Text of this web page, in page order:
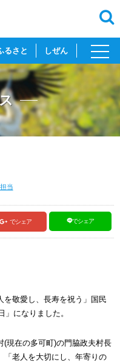
るさと しぜん
toggle
当
でシェア でシェア
敬愛し、長寿を祝う」国民
になりました。
現在の多可町)の門脇政夫村長
「老人を大切にし、年寄りの